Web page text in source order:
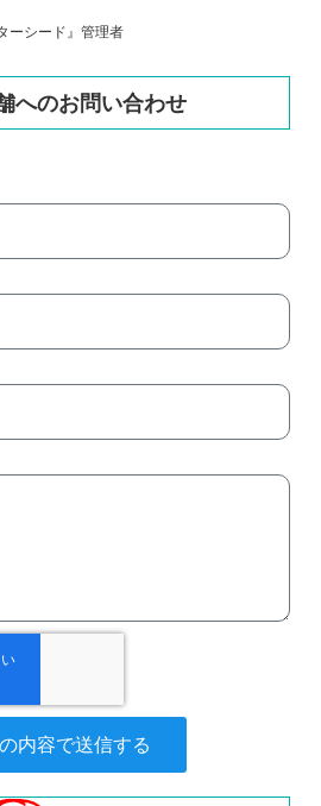
ーシード』管理者
へのお問い合わせ
内容で送信する